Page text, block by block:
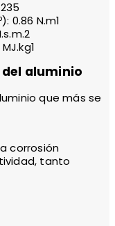
0.86 N.m1
aluminio
que más se
corrosión
tanto